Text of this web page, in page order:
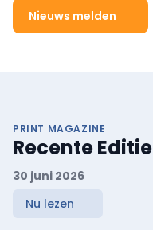
Nieuws melden
PRINT MAGAZINE
Recente Editie
30 juni 2026
Nu lezen